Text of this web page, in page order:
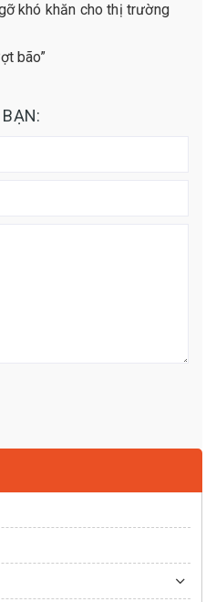
khó khăn cho thị trường
bão”